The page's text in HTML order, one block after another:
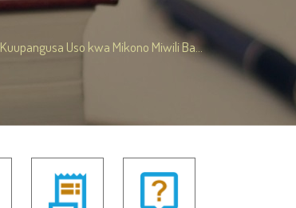
Kuupangusa Uso kwa Mikono Miwili Ba...